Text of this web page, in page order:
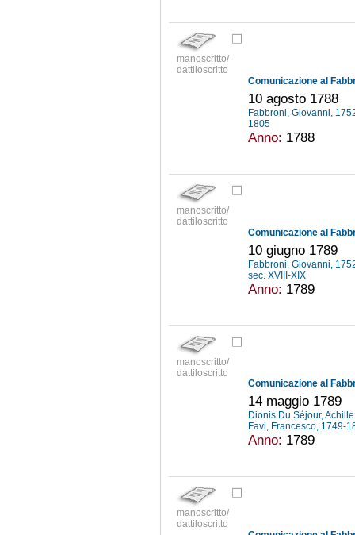
manoscritto/
dattiloscritto
10 agosto 1788
Fabbroni, Giovanni,
1805
Anno: 1788
manoscritto/
dattiloscritto
10 giugno 1789
Fabbroni, Giovanni,
sec. XVIII-XIX
Anno: 1789
manoscritto/
dattiloscritto
14 maggio 1789
Dionis Du Séjour,
Favi, Francesco, 1749-
Anno: 1789
manoscritto/
dattiloscritto